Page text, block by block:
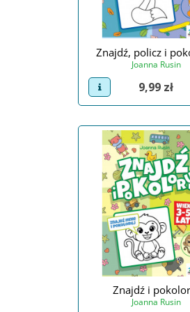
Znajdź, policz i
Joanna Rusin
view product
Cena
9,99 zł
Znajdź i
Joanna Rusin